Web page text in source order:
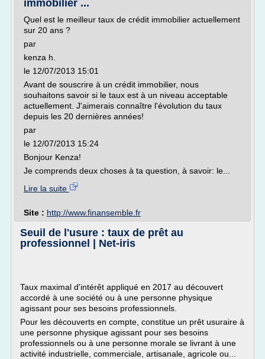
immobilier ...
Quel est le meilleur taux de crédit immobilier actuellement
sur 20 ans ?
par
kenza h.
le 12/07/2013 15:01
Avant de souscrire à un crédit immobilier, nous
souhaitons savoir si le taux est à un niveau acceptable
actuellement. J'aimerais connaître l'évolution du taux
depuis les 20 dernières années!
par
le 12/07/2013 15:24
Bonjour Kenza!
Je comprends deux choses à ta question, à savoir: le...
Lire la suite
Site : http://www.finansemble.fr
Seuil de l'usure : taux de prêt au
professionnel | Net-iris
Taux maximal d'intérêt appliqué en 2017 au découvert
accordé à une société ou à une personne physique
agissant pour ses besoins professionnels.
Pour les découverts en compte, constitue un prêt usuraire à
une personne physique agissant pour ses besoins
professionnels ou à une personne morale se livrant à une
activité industrielle, commerciale, artisanale, agricole ou...